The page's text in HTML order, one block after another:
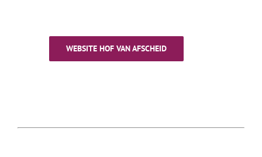
WEBSITE HOF VAN AFSCHEID